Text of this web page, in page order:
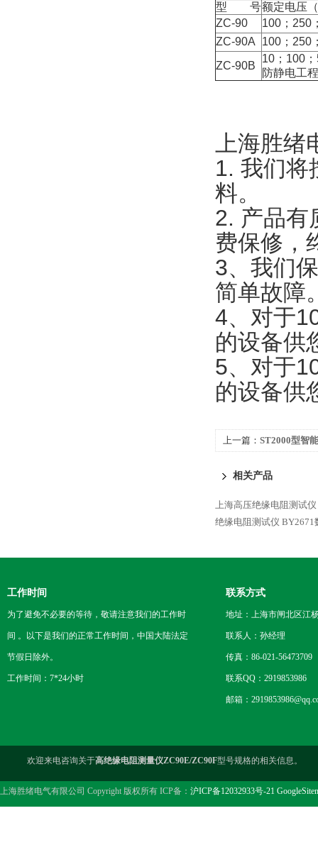
型 号额定电压
ZC-90
100；250
ZC-90A
100；250
ZC-90B
10；100
防静电工
上海胜
1. 我们将
料。
2. 产品有
费保修，
3、我们
简单故障
4、对于
的设备供
5、对于
的设备供
上一篇： ST2000型智
相关产品
上海高压绝缘电阻测试仪
绝缘电阻测试仪 BY2671
工作时间
为了避免不必要的等待，敬请注意我们的工作时
间 。以下是我们的正常工作时间，中国大陆法定
节假日除外。
工作时间：7*24小时
联系方式
地址：上海市闸北区江
联系人：孙经理
传真：86-021-56473709
联系QQ：2919853986
邮箱：
欢迎来电咨询关于高绝缘电阻测量仪ZC90E/ZC90F型号规格的相关信息。
上海胜绪电气有限公司 Copyright 版权所有 ICP备： 沪ICP备12032933号-21